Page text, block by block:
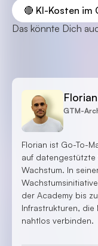
🔴 KI-Kosten im
Das könnte Dich
GTM-
Florian ist Go-To-
auf datengestützte
Wachstum. In
der Academy bis
Infrastrukturen, die
nahtlos verbinden.